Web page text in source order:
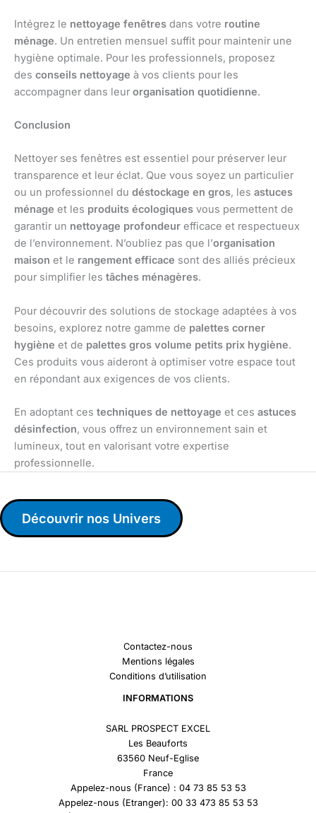
Intégrez le nettoyage fenêtres dans votre routine
ménage. Un entretien mensuel suffit pour maintenir une
hygiène optimale. Pour les professionnels, proposez
des conseils nettoyage à vos clients pour les
accompagner dans leur organisation quotidienne.
Conclusion
Nettoyer ses fenêtres est essentiel pour préserver leur
transparence et leur éclat. Que vous soyez un particulier
ou un professionnel du déstockage en gros, les astuces
ménage et les produits écologiques vous permettent de
garantir un nettoyage profondeur efficace et respectueux
de l’environnement. N’oubliez pas que l’organisation
maison et le rangement efficace sont des alliés précieux
pour simplifier les tâches ménagères.
Pour découvrir des solutions de stockage adaptées à vos
besoins, explorez notre gamme de palettes corner
hygiène et de palettes gros volume petits prix hygiène.
Ces produits vous aideront à optimiser votre espace tout
en répondant aux exigences de vos clients.
En adoptant ces techniques de nettoyage et ces astuces
désinfection, vous offrez un environnement sain et
lumineux, tout en valorisant votre expertise
professionnelle.
Découvrir nos Univers
Contactez-nous
Mentions légales
Conditions d’utilisation
INFORMATIONS
SARL PROSPECT EXCEL
Les Beauforts
63560 Neuf-Eglise
France
Appelez-nous (France) : 04 73 85 53 53
Appelez-nous (Etranger): 00 33 473 85 53 53